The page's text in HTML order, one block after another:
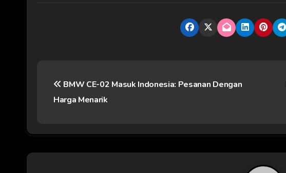
i
g
BMW CE-02 Masuk Indonesia: Pesanan Dengan
Harga Menarik